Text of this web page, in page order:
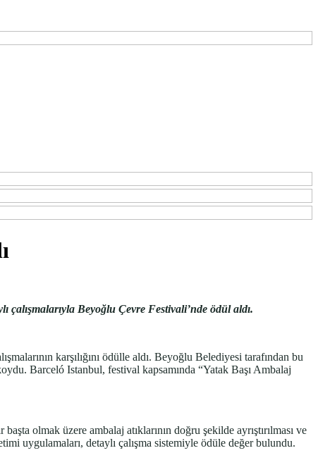
çalışmalarıyla Beyoğlu Çevre Festivali’nde ödül aldı.
karşılığını ödülle aldı. Beyoğlu Belediyesi tarafından bu
Barceló Istanbul, festival kapsamında “Yatak Başı Ambalaj
olmak üzere ambalaj atıklarının doğru şekilde ayrıştırılması ve
uygulamaları, detaylı çalışma sistemiyle ödüle değer bulundu.